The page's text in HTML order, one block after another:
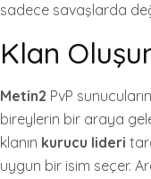
sadece savaşlarda
Klan
Metin2 PvP
bireylerin bir araya
klanın kurucu lideri
uygun bir isim seçer.